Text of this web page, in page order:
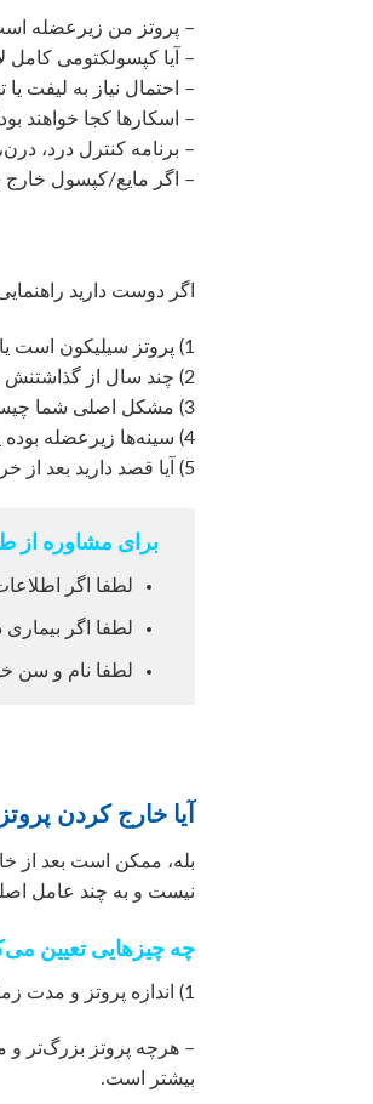
– پروتز من زیرعضله
– آیا کپسولکتومی
– احتمال نیاز به لیفت
– اسکارها کجا خواهند
– برنامه کنترل درد،
– اگر مایع/کپسول خارج
اگر دوست دارید
1) پروتز سیلیکون است یا سالین؟
2) چند سال از گذاشتنش می‌گذرد؟
3) مشکل اصلی شما چیست (درد/سفتی/پارگی/افتادگی/ظاهر/…)?
4) سینه‌ها زیرعضله بوده یا روعضله (اگر می‌دانید)؟
5) آیا قصد دارید بعد از خروج، سینه کوچک‌تر بماند یا فرم پرتر با لیفت/چربی مدنظر دارید؟
برای مشاوره از
لطفا اگر
لطفا اگر
لطفا نام و سن
آیا خارج کردن
بله، ممکن است بعد از
نیست و به چند عامل
چه چیزهایی تعیین
1) اندازه پروتز و مدت زمان استفاده
– هرچه پروتز بزرگ‌تر
بیشتر است.